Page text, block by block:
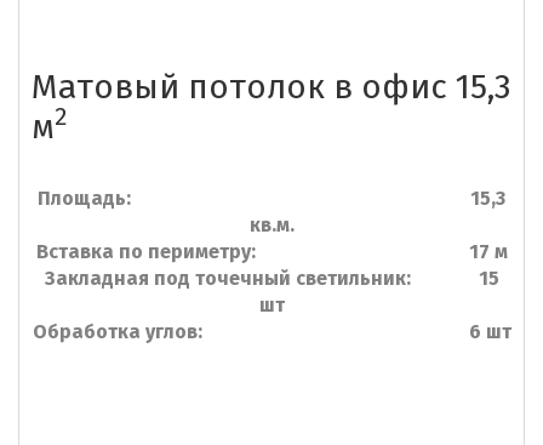
Матовый потолок в офис 15,3
м2
Площадь: 15,3
кв.м.
Вставка по периметру: 17 м
Закладная под точечный светильник: 15
шт
Обработка углов: 6 шт